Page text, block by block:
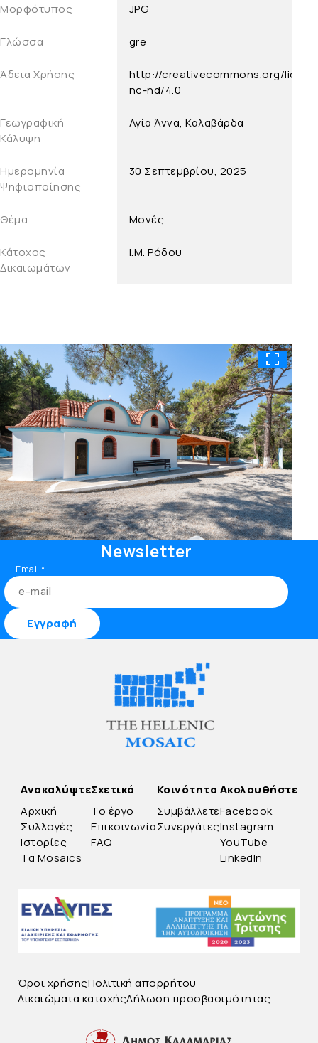
Μορφότυπος JPG
Γλώσσα gre
Άδεια Χρήσης
http://creativecommons.org/
nc-nd/4.0
Γεωγραφική
Κάλυψη
Αγία Άννα, Καλαβάρδα
Ημερομηνία
Ψηφιοποίησης
30 Σεπτεμβρίου, 2025
Θέμα Μονές
Κάτοχος
Δικαιωμάτων
Ι.Μ. Ρόδου
Newsletter
Email*
Ανακαλύψτε
Αρχική
Συλλογές
Ιστορίες
Τα Mosaics
Σχετικά
Το έργο
Επικοινωνία
FAQ
Κοινότητα
Συμβάλλετε
Συνεργάτες
Ακολουθήστε
Facebook
Instagram
YouTube
LinkedIn
Όροι χρήσηςΠολιτική απορρήτου
Δικαιώματα κατοχήςΔήλωση προσβασιμότητας